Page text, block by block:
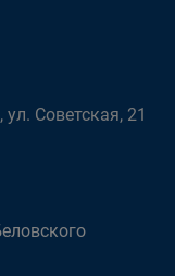
Советская, 21